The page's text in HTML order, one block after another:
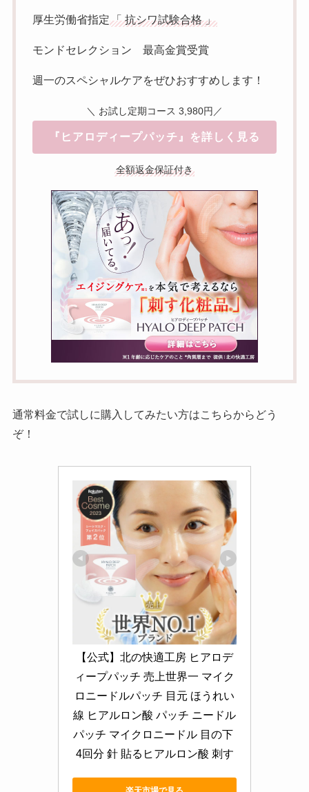
厚生労働省指定「 抗シワ試験合格 」
モンドセレクション 最高金賞受賞
週一のスペシャルケアをぜひおすすめします！
＼ お試し定期コース 3,980円／
『ヒアロディープパッチ』を詳しく見る
全額返金保証付き
通常料金で試しに購入してみたい方はこちらからどう
ぞ！
【公式】北の快適工房 ヒアロデ
ィープパッチ 売上世界一 マイク
ロニードルパッチ 目元 ほうれい
線 ヒアルロン酸 パッチ ニードル
パッチ マイクロニードル 目の下
4回分 針 貼るヒアルロン酸 刺す